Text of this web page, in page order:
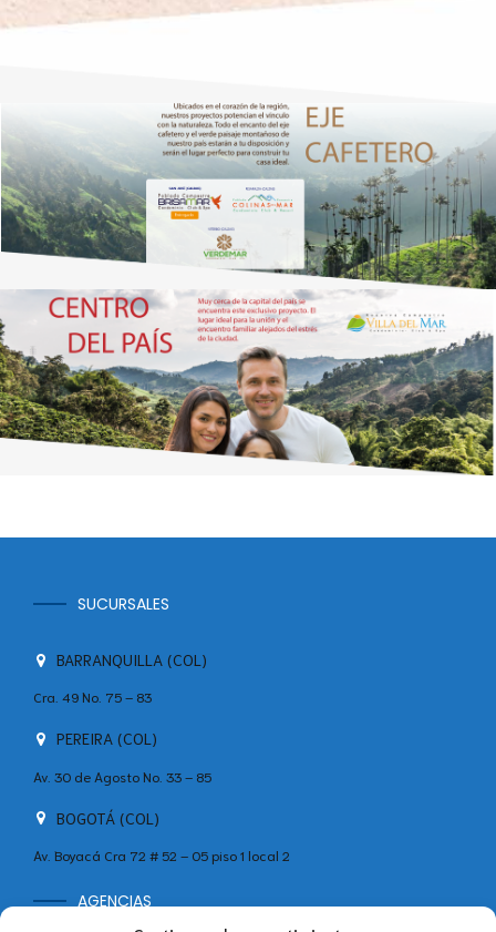
SUCURSALES
BARRANQUILLA (COL)
Cra. 49 No. 75 – 83
PEREIRA (COL)
Av. 30 de Agosto No. 33 – 85
BOGOTÁ (COL)
Av. Boyacá Cra 72 # 52 – 05 piso 1 local 2
AGENCIAS
MADRID (ESP)